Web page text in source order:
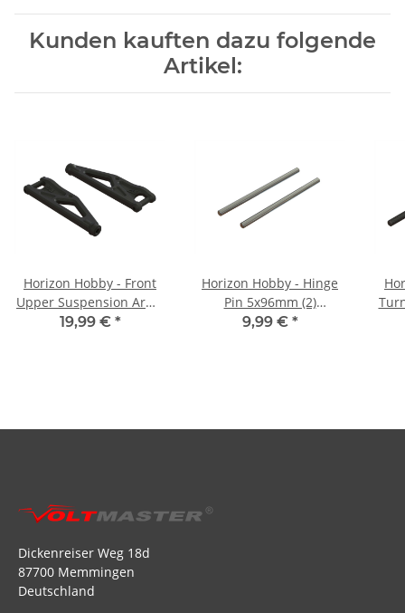
Kunden kauften dazu folgende
Artikel:
Horizon Hobby - Front
Upper Suspension Arms
(1 Pair) (ARA330561)
19,99 € *
Horizon Hobby - Hinge
Pin 5x96mm (2)
(ARA330581)
9,99 € *
Dickenreiser Weg 18d
87700 Memmingen
Deutschland